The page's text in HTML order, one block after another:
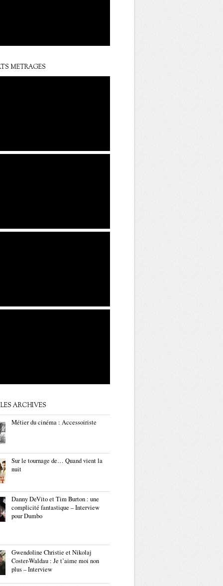
METRAGES
ARCHIVES
Métier du cinéma : Accessoiriste
Sur le tournage de… Quand vient la
nuit
Danny DeVito et Tim Burton : une
complicité fantastique – Interview
pour Dumbo
Gwendoline Christie et Nikolaj
Coster-Waldau : Je t’aime moi non
plus – Interview